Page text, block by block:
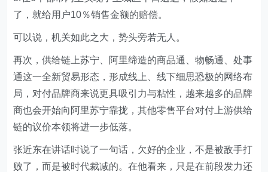
了，就给用户10％销售金额的赔偿。
可以说，机关如此之大，势头旁若无人。
再次，供给链上苏宁、阿里缔造的商品通、物畅通、处事
通这一全新贸易形态，形成线上、线下细思恐极的网络布
局，对付品牌商来说更具吸引力与粘性，越来越多的品牌
商也会开始向阿里苏宁靠拢，其他零售平台对付上游供给
链的议价本领将进一步低落。
张近东在讲话时说了一句话，欠好的企业，不是被敌手打
败了，而是被时代裁减的。在他看来，只是在前段发力还